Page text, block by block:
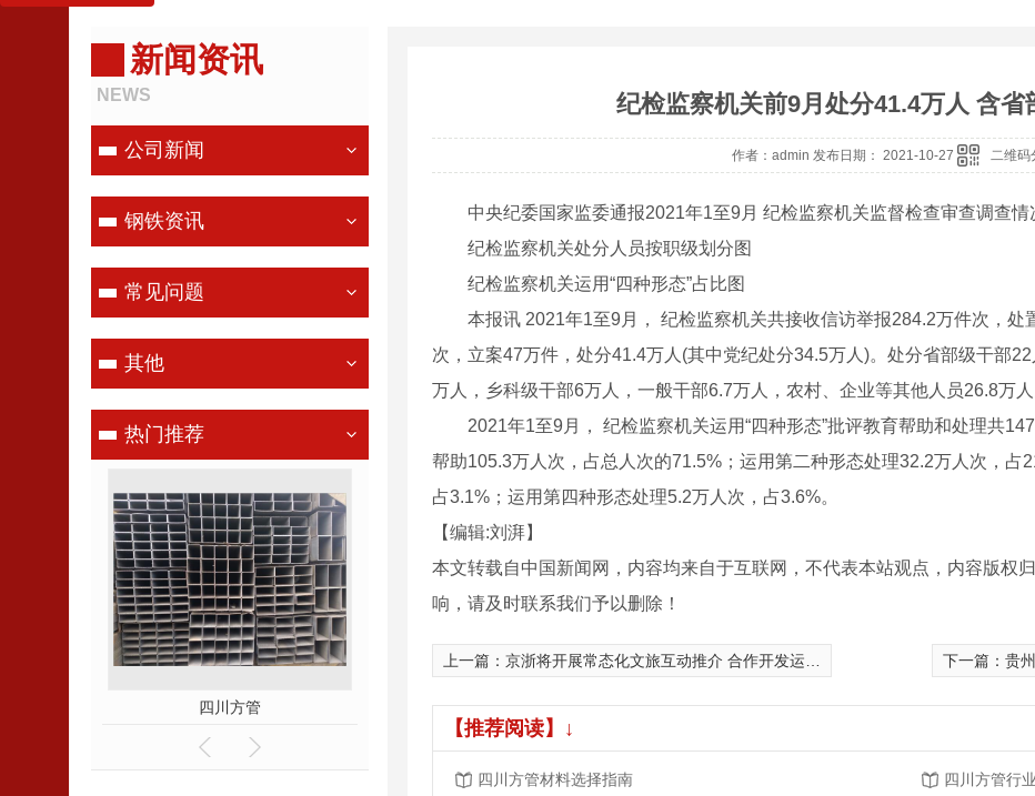
新闻资讯
NEWS
公司新闻
钢铁资讯
常见问题
其他
热门推荐
四川方管 四川H型钢厂家
纪检监察机关前9月处分41.4万人 含省
作者：admin 发布日期： 2021-10-27 二维码
中央纪委国家监委通报2021年1至9月 纪检监察机关监督检查审查调查情
纪检监察机关处分人员按职级划分图
纪检监察机关运用“四种形态”占比图
本报讯 2021年1至9月， 纪检监察机关共接收信访举报284.2万件次，处
次，立案47万件，处分41.4万人(其中党纪处分34.5万人)。处分省部级干部
万人，乡科级干部6万人，一般干部6.7万人，农村、企业等其他人员26.8万人
2021年1至9月， 纪检监察机关运用“四种形态”批评教育帮助和处理共
帮助105.3万人次，占总人次的71.5%；运用第二种形态处理32.2万人次，占
占3.1%；运用第四种形态处理5.2万人次，占3.6%。
【编辑:刘湃】
本文转载自中国新闻网，内容均来自于互联网，不代表本站观点，内容版权
响，请及时联系我们予以删除！
上一篇： 京浙将开展常态化文旅互动推介 合作开发运河文旅产品 下一篇： 贵
【推荐阅读】↓
四川方管材料选择指南
四川方管行